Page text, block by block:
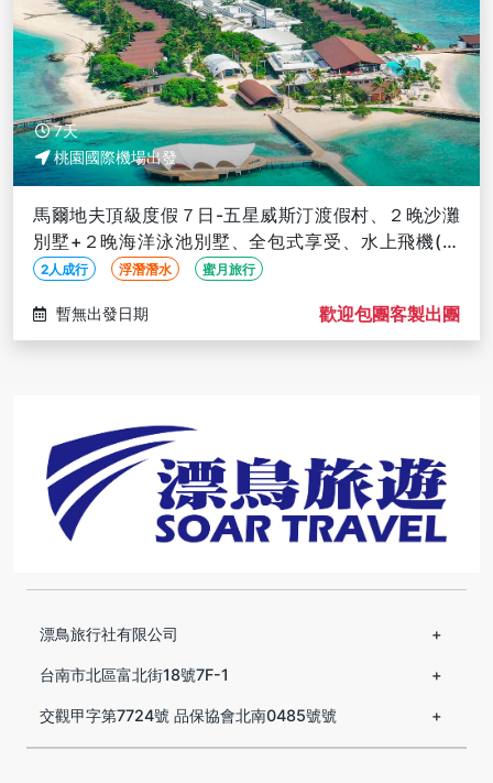
7天
桃園國際機場出發
馬爾地夫頂級度假７日-五星威斯汀渡假村、２晚沙灘
別墅+２晚海洋泳池別墅、全包式享受、水上飛機(含
稅)
2人成行 浮潛潛水 蜜月旅行
暫無出發日期 歡迎包團客製出團
漂鳥旅行社有限公司
台南市北區富北街18號7F-1
交觀甲字第7724號 品保協會北南0485號號